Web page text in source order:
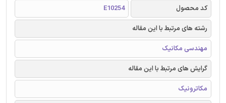
کد محصول
E10254
رشته های مرتبط با این مقاله
مهندسی مکانیک
گرایش های مرتبط با این مقاله
مکاترونیک